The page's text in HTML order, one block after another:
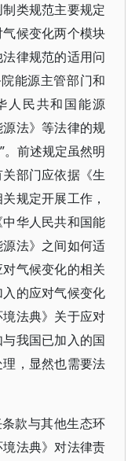
类规范主要规定
候变化两个模块
律规范的适用问
能源主管部门和
人民共和国能源
法》等法律的规
。前述规定虽然明
部门应依据《生
规定开展工作，
华人民共和国能
法》之间如何适
气候变化的相关
的应对气候变化
法典》关于应对
我国已加入的国
，显然也需要法
款与其他生态环
法典》对法律责